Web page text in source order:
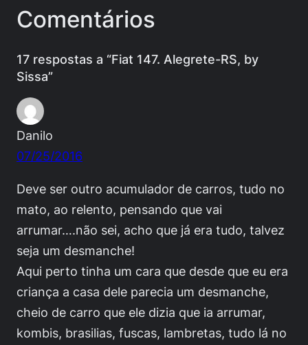
Comentários
17 respostas a “Fiat 147. Alegrete-RS, by
Sissa”
Danilo
07/25/2016
Deve ser outro acumulador de carros, tudo no
mato, ao relento, pensando que vai
arrumar….não sei, acho que já era tudo, talvez
seja um desmanche!
Aqui perto tinha um cara que desde que eu era
criança a casa dele parecia um desmanche,
cheio de carro que ele dizia que ia arrumar,
kombis, brasilias, fuscas, lambretas, tudo lá no